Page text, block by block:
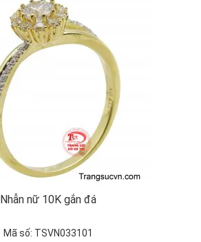
Nhẫn nữ 10K gắn đá
Mã số: TSVN033101